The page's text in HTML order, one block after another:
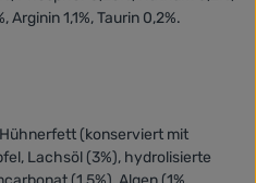
Arginin 1,1%, Taurin 0,2%.
Hühnerfett (konserviert mit
Lachsöl (3%), hydrolisierte